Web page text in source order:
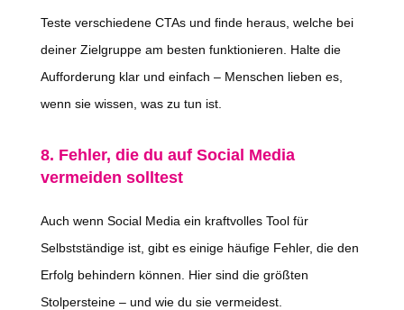
Teste verschiedene CTAs und finde heraus, welche bei
deiner Zielgruppe am besten funktionieren. Halte die
Aufforderung klar und einfach – Menschen lieben es,
wenn sie wissen, was zu tun ist.
8. Fehler, die du auf Social Media
vermeiden solltest
Auch wenn Social Media ein kraftvolles Tool für
Selbstständige ist, gibt es einige häufige Fehler, die den
Erfolg behindern können. Hier sind die größten
Stolpersteine – und wie du sie vermeidest.